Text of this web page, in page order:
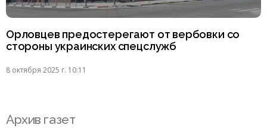
Орловцев предостерегают от вербовки со
стороны украинских спецслужб
8 октября 2025 г. 10:11
Архив газет